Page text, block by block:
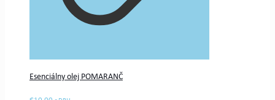
Esenciálny olej POMARANČ